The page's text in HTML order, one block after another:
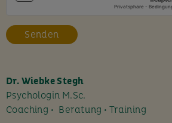
e
l
e
e
r
Dr. Wiebke Stegh
Psychologin M.Sc.
Coaching • Beratung • Training